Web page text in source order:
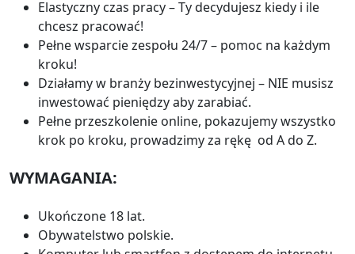
Elastyczny czas pracy – Ty decydujesz kiedy i ile
chcesz pracować!
Pełne wsparcie zespołu 24/7 – pomoc na każdym
kroku!
Działamy w branży bezinwestycyjnej – NIE musisz
inwestować pieniędzy aby zarabiać.
Pełne przeszkolenie online, pokazujemy wszystko
krok po kroku, prowadzimy za rękę od A do Z.
WYMAGANIA:
Ukończone 18 lat.
Obywatelstwo polskie.